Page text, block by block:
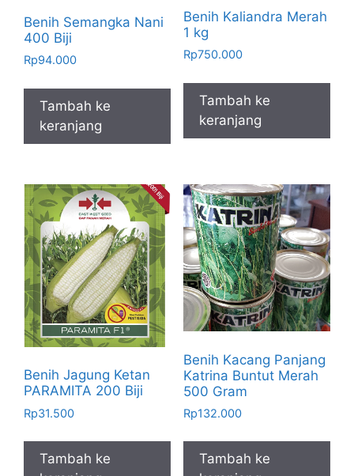
Benih Semangka Nani
400 Biji
Rp94.000
Tambah ke
keranjang
Benih Kaliandra Merah
1 kg
Rp750.000
Tambah ke
keranjang
Benih Jagung Ketan
PARAMITA 200 Biji
Rp31.500
Tambah ke
Benih Kacang Panjang
Katrina Buntut Merah
500 Gram
Rp132.000
Tambah ke